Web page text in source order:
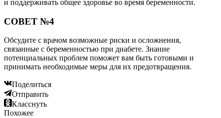
и поддерживать общее здоровье во время беременности.
СОВЕТ №4
Обсудите с врачом возможные риски и осложнения,
связанные с беременностью при диабете. Знание
потенциальных проблем поможет вам быть готовыми и
принимать необходимые меры для их предотвращения.
Поделиться
Отправить
Класснуть
Похожее